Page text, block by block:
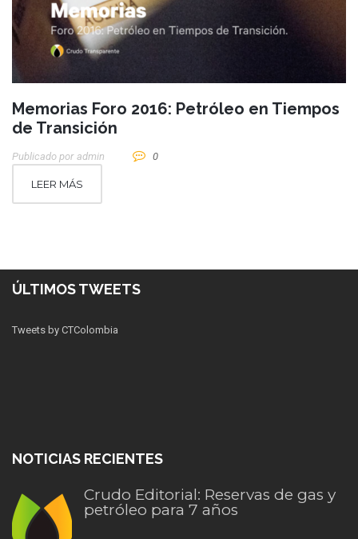
Memorias Foro 2016: Petróleo en Tiempos
de Transición
Publicado por Admin 0
LEER MÁS
ÚLTIMOS TWEETS
Tweets by CTColombia
NOTICIAS RECIENTES
Crudo Editorial: Reservas de gas y
petróleo para 7 años